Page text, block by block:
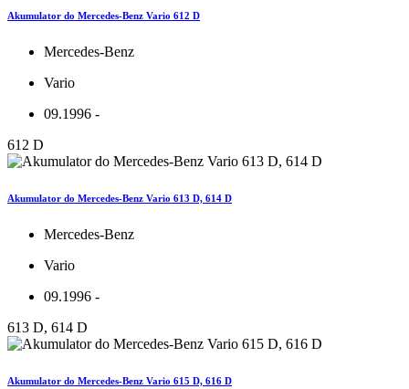
Akumulator do Mercedes-Benz Vario 612 D
Mercedes-Benz
Vario
09.1996 -
612 D
Akumulator do Mercedes-Benz Vario 613 D, 614 D
Mercedes-Benz
Vario
09.1996 -
613 D, 614 D
Akumulator do Mercedes-Benz Vario 615 D, 616 D